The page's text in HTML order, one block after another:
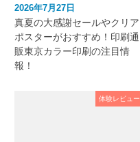
2026年7月27日
真夏の大感謝セールやクリア
ポスターがおすすめ！印刷通
販東京カラー印刷の注目情
報！
体験レビュー